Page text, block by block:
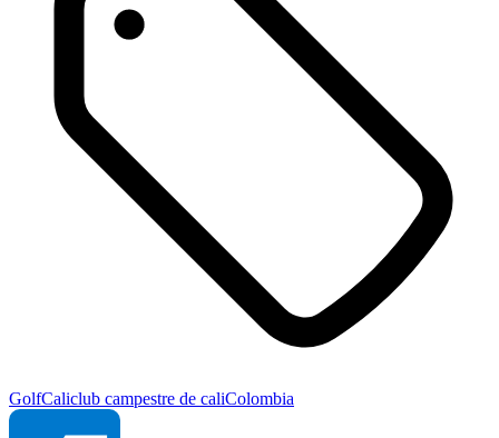
GolfCaliclub campestre de caliColombia